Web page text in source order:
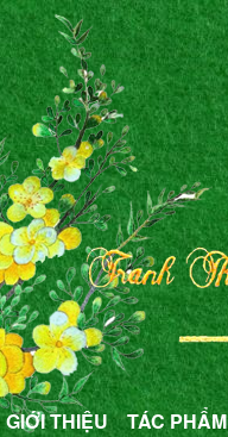
GIỚI THIỆU TÁC PHẨM